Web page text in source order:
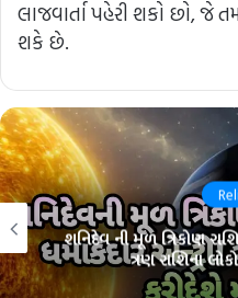
લાજવાર્તા પહેરી શકો છો, જે
શકે છે.
શનિદેવ ની મૂળ ત્રિકોણ
ત્રણ રાશિના